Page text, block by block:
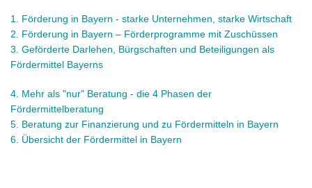
1. Förderung in Bayern - starke Unternehmen, starke Wirtschaft
2. Förderung in Bayern – Förderprogramme mit Zuschüssen
3. Geförderte Darlehen, Bürgschaften und Beteiligungen als
Fördermittel Bayerns
4 . Mehr als "nur" Beratung - die 4 Phasen der
Fördermittelberatung
5. Beratung zur Finanzierung und zu Fördermitteln in Bayern
6. Übersicht der Fördermittel in Bayern